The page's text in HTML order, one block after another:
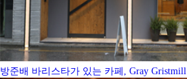
방준배 바리스타가 있는 카페, Gray Gristmill